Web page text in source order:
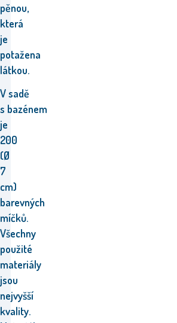
pěnou,
která
je
potažena
látkou.
V sadě
s bazénem
je
200
(Ø
7
cm)
barevných
míčků.
Všechny
použité
materiály
jsou
nejvyšší
kvality.